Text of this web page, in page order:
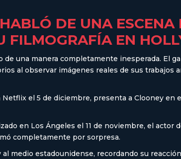
DE UNA ESCENA
FILMOGRAFÍA EN
una manera completamente inesperada. El
al observar imágenes reales de sus trabajos
el 5 de diciembre, presenta a Clooney
en Los Ángeles el 11 de noviembre, el
completamente por sorpresa.
medio estadounidense, recordando su